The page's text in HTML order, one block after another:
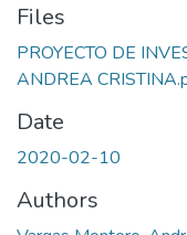
Files
PROYECTO DE
ANDREA
Date
2020-02-10
Authors